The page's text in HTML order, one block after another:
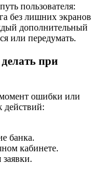
пользователя:
без лишних экранов
дополнительный
или передумать.
при
ошибки или
действий:
банка.
кабинете.